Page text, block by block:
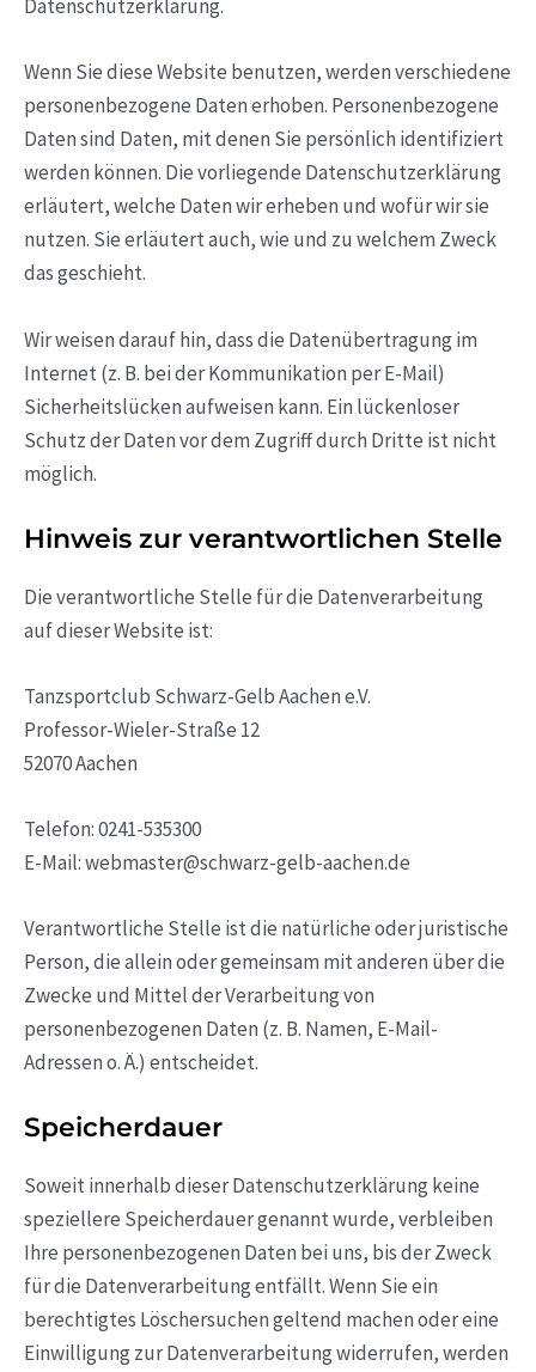
Datenschutzerklärung.
Wenn Sie diese Website benutzen, werden verschiedene
personenbezogene Daten erhoben. Personenbezogene
Daten sind Daten, mit denen Sie persönlich identifiziert
werden können. Die vorliegende Datenschutzerklärung
erläutert, welche Daten wir erheben und wofür wir sie
nutzen. Sie erläutert auch, wie und zu welchem Zweck
das geschieht.
Wir weisen darauf hin, dass die Datenübertragung im
Internet (z. B. bei der Kommunikation per E-Mail)
Sicherheitslücken aufweisen kann. Ein lückenloser
Schutz der Daten vor dem Zugriff durch Dritte ist nicht
möglich.
Hinweis zur verantwortlichen Stelle
Die verantwortliche Stelle für die Datenverarbeitung
auf dieser Website ist:
Tanzsportclub Schwarz-Gelb Aachen e.V.
Professor-Wieler-Straße 12
52070 Aachen
Telefon: 0241-535300
E-Mail: webmaster@schwarz-gelb-aachen.de
Verantwortliche Stelle ist die natürliche oder juristische
Person, die allein oder gemeinsam mit anderen über die
Zwecke und Mittel der Verarbeitung von
personenbezogenen Daten (z. B. Namen, E-Mail-
Adressen o. Ä.) entscheidet.
Speicherdauer
Soweit innerhalb dieser Datenschutzerklärung keine
speziellere Speicherdauer genannt wurde, verbleiben
Ihre personenbezogenen Daten bei uns, bis der Zweck
für die Datenverarbeitung entfällt. Wenn Sie ein
berechtigtes Löschersuchen geltend machen oder eine
Einwilligung zur Datenverarbeitung widerrufen, werden